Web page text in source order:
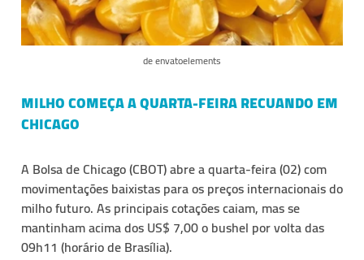
de envatoelements
MILHO COMEÇA A QUARTA-FEIRA RECUANDO EM
CHICAGO
A Bolsa de Chicago (CBOT) abre a quarta-feira (02) com
movimentações baixistas para os preços internacionais do
milho futuro. As principais cotações caiam, mas se
mantinham acima dos US$ 7,00 o bushel por volta das
09h11 (horário de Brasília).